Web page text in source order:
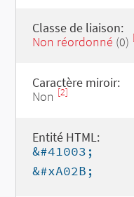
Classe de liaison:
Non réordonné (0)
Caractère miroir:
Non [2]
Entité HTML:
&#41003;
&#xA02B;